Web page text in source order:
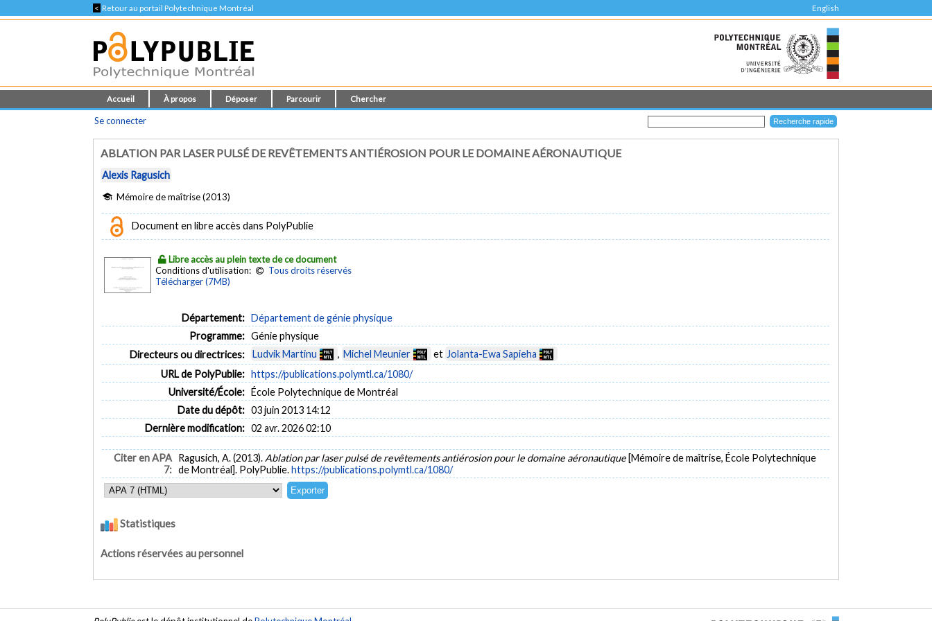
< Retour au portail Polytechnique Montréal English
Accueil À propos Déposer Parcourir Chercher
Se connecter
ABLATION PAR LASER PULSÉ DE REVÊTEMENTS ANTIÉROSION POUR LE DOMAINE AÉRONAUTIQUE
Alexis Ragusich
Mémoire de maîtrise (2013)
Document en libre accès dans PolyPublie
Libre accès au plein texte de ce document
Conditions d'utilisation:
Tous droits réservés
Télécharger (7MB)
Département: Département de génie physique
Programme: Génie physique
Directeurs ou directrices:
Ludvik Martinu , Michel Meunier et Jolanta-Ewa Sapieha
URL de PolyPublie: https://publications.polymtl.ca/1080/
Université/École: École Polytechnique de Montréal
Date du dépôt: 03 juin 2013 14:12
Dernière modification: 02 avr. 2026 02:10
Citer en APA
7:
Ragusich, A. (2013). Ablation par laser pulsé de revêtements antiérosion pour le domaine aéronautique [Mémoire de maîtrise, École Polytechnique
de Montréal]. PolyPublie.https://publications.polymtl.ca/1080/
Statistiques
Actions réservées au personnel